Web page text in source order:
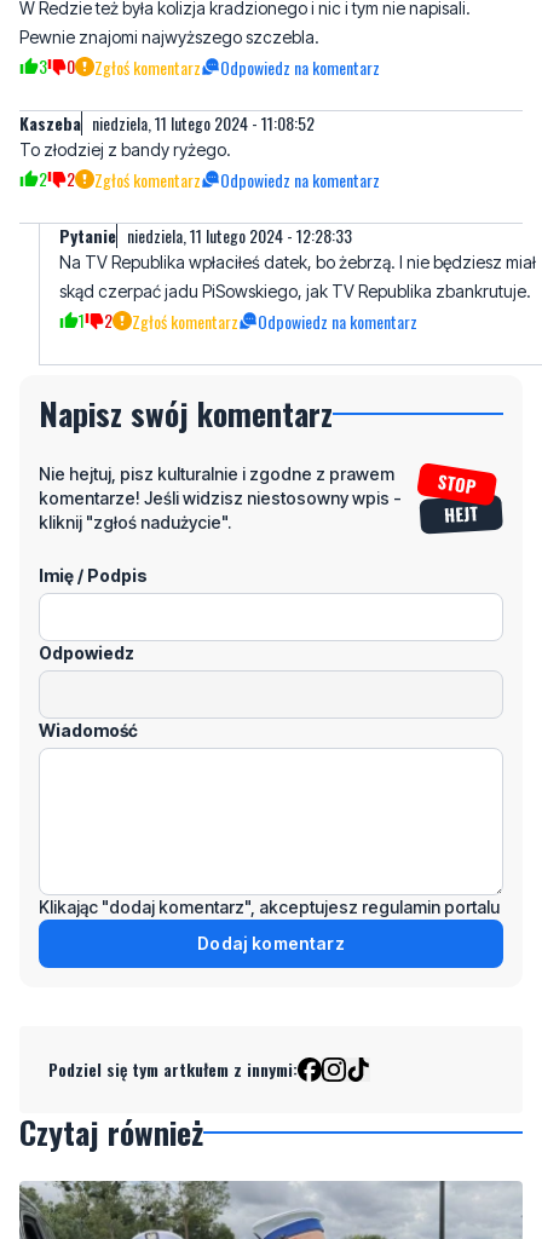
W Redzie też była kolizja kradzionego i nic i tym nie napisali.
Pewnie znajomi najwyższego szczebla.
3 0 Zgłoś komentarz Odpowiedz na komentarz
Kaszeba niedziela, 11 lutego 2024 - 11:08:52
To złodziej z bandy ryżego.
2 2 Zgłoś komentarz Odpowiedz na komentarz
Pytanie niedziela, 11 lutego 2024 - 12:28:33
Na TV Republika wpłaciłeś datek, bo żebrzą. I nie będziesz miał
skąd czerpać jadu PiSowskiego, jak TV Republika zbankrutuje.
1 2 Zgłoś komentarz Odpowiedz na komentarz
Napisz swój komentarz
Nie hejtuj, pisz kulturalnie i zgodne z prawem
komentarze! Jeśli widzisz niestosowny wpis -
kliknij "zgłoś nadużycie".
Imię / Podpis
Odpowiedz
Wiadomość
Klikając "dodaj komentarz", akceptujesz regulamin portalu
Dodaj komentarz
Podziel się tym artkułem z innymi:
Czytaj również